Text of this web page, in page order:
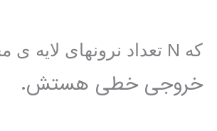
که N تعداد نرونهای لایه ی مخفی،Ci
خروجی خطی هستش.